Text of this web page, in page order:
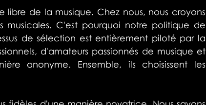
de la musique. Chez nous, nous croyons
C'est pourquoi notre politique de
de sélection est entièrement piloté par la
d'amateurs passionnés de musique et
anonyme. Ensemble, ils choisissent les